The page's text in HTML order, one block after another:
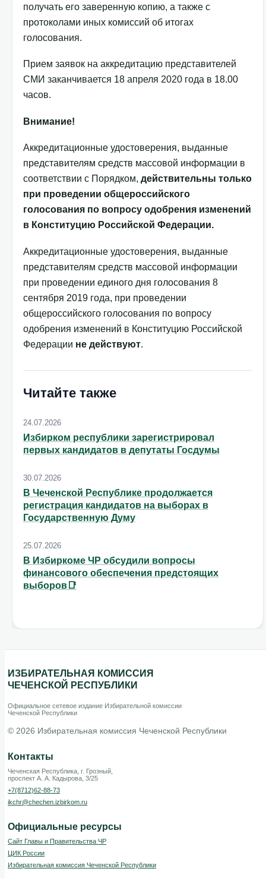
получать его заверенную копию, а также с
протоколами иных комиссий об итогах
голосования.
Прием заявок на аккредитацию представителей
СМИ заканчивается 18 апреля 2020 года в 18.00
часов.
Внимание!
Аккредитационные удостоверения, выданные
представителям средств массовой информации в
соответствии с Порядком, действительны только
при проведении общероссийского
голосования по вопросу одобрения изменений
в Конституцию Российской Федерации.
Аккредитационные удостоверения, выданные
представителям средств массовой информации
при проведении единого дня голосования 8
сентября 2019 года, при проведении
общероссийского голосования по вопросу
одобрения изменений в Конституцию Российской
Федерации не действуют.
Читайте также
24.07.2026
Избирком республики зарегистрировал
первых кандидатов в депутаты Госдумы
30.07.2026
В Чеченской Республике продолжается
регистрация кандидатов на выборах в
Государственную Думу
25.07.2026
В Избиркоме ЧР обсудили вопросы
финансового обеспечения предстоящих
выборов📑
ИЗБИРАТЕЛЬНАЯ КОМИССИЯ
ЧЕЧЕНСКОЙ РЕСПУБЛИКИ
Официальное сетевое издание Избирательной комиссии
Чеченской Республики
© 2026 Избирательная комиссия Чеченской Республики
Контакты
Чеченская Республика, г. Грозный,
проспект А. А. Кадырова, 3/25
+7(8712)62-88-73
ikchr@chechen.izbirkom.ru
Официальные ресурсы
Сайт Главы и Правительства ЧР
ЦИК России
Избирательная комиссия Чеченской Республики